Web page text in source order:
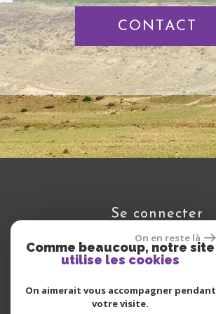
On en reste là
Comme beaucoup, notre site
utilise les cookies
On aimerait vous accompagner pendant
votre visite.
CONTACT
se connecter
Espace propriétaire